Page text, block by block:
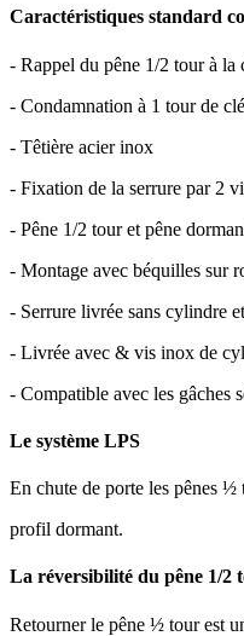
Caractéristiques standard
- Rappel du pêne 1/2 tour à la
- Condamnation à 1 tour de clé
- Têtière acier inox
- Fixation de la serrure par 2
- Pêne 1/2 tour et pêne
- Montage avec béquilles sur
- Serrure livrée sans cylindre
- Livrée avec & vis inox de
- Compatible avec les gâches
Le système LPS
En chute de porte les pênes
profil dormant.
La réversibilité du pêne 1/2
Retourner le pêne ½ tour est